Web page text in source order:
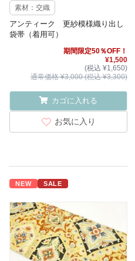
素材：交織
アンティーク 更紗模様織り出し
袋帯（着用可）
期間限定50％OFF！
¥1,500
(税込 ¥1,650)
通常価格 ¥3,000 (税込 ¥3,300)
カゴに入れる
お気に入り
NEW SALE